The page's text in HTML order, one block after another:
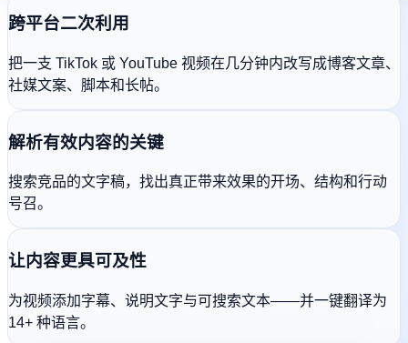
跨平台二次利用
把一支 TikTok 或 YouTube 视频在几分钟内改写成博客文章、
社媒文案、脚本和长帖。
解析有效内容的关键
搜索竞品的文字稿，找出真正带来效果的开场、结构和行动
号召。
让内容更具可及性
为视频添加字幕、说明文字与可搜索文本——并一键翻译为
14+ 种语言。